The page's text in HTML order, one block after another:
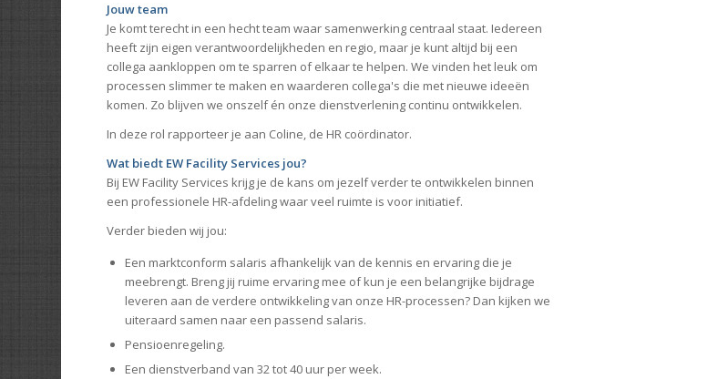
Jouw team
Je komt terecht in een hecht team waar samenwerking centraal staat. Iedereen
heeft zijn eigen verantwoordelijkheden en regio, maar je kunt altijd bij een
collega aankloppen om te sparren of elkaar te helpen. We vinden het leuk om
processen slimmer te maken en waarderen collega's die met nieuwe ideeën
komen. Zo blijven we onszelf én onze dienstverlening continu ontwikkelen.
In deze rol rapporteer je aan Coline, de HR coördinator.
Wat biedt EW Facility Services jou?
Bij EW Facility Services krijg je de kans om jezelf verder te ontwikkelen binnen
een professionele HR-afdeling waar veel ruimte is voor initiatief.
Verder bieden wij jou:
Een marktconform salaris afhankelijk van de kennis en ervaring die je
meebrengt. Breng jij ruime ervaring mee of kun je een belangrijke bijdrage
leveren aan de verdere ontwikkeling van onze HR-processen? Dan kijken we
uiteraard samen naar een passend salaris.
Pensioenregeling.
Een dienstverband van 32 tot 40 uur per week.